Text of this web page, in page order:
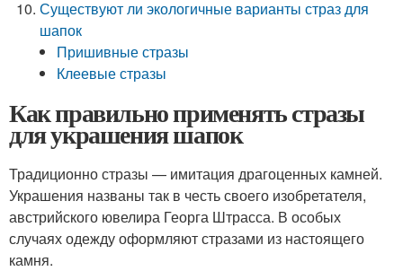
Существуют ли экологичные варианты страз для
шапок
Пришивные стразы
Клеевые стразы
Как правильно применять стразы
для украшения шапок
Традиционно стразы — имитация драгоценных камней.
Украшения названы так в честь своего изобретателя,
австрийского ювелира Георга Штрасса. В особых
случаях одежду оформляют стразами из настоящего
камня.